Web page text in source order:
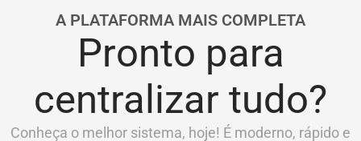
A PLATAFORMA MAIS COMPLETA
Pronto para
centralizar tudo?
Conheça o melhor sistema, hoje! É moderno, rápido e